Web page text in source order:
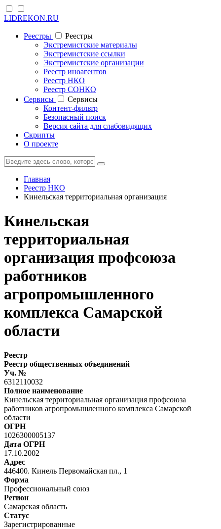
LIDREKON.RU
Реестры
Реестры
Экстремистские материалы
Экстремистские ссылки
Экстремистские организации
Реестр иноагентов
Реестр НКО
Реестр СОНКО
Cервисы
Cервисы
Контент-фильтр
Безопасный поиск
Версия сайта для слабовидящих
Скрипты
О проекте
Главная
Реестр НКО
Кинельская территориальная организация
Кинельская
территориальная
организация профсоюза
работников
агропромышленного
комплекса Самарской
области
Реестр
Реестр общественных объединений
Уч. №
6312110032
Полное наименование
Кинельская территориальная организация профсоюза
работников агропромышленного комплекса Самарской
области
ОГРН
1026300005137
Дата ОГРН
17.10.2002
Адрес
446400. Кинель Первомайская пл., 1
Форма
Профессиональный союз
Регион
Самарская область
Статус
Зарегистрированные